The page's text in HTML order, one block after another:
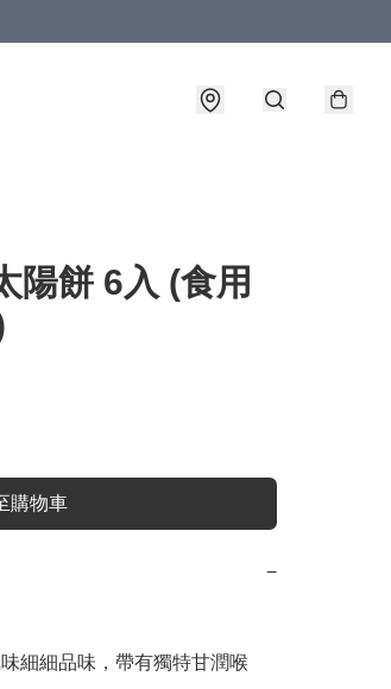
陽餅 6入 (食用
購物車
−